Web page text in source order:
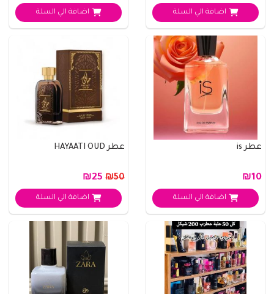
اضافة الي السلة اضافة الي السلة
عطر is
₪10
اضافة الي السلة
عطر HAYAATI OUD
₪50
اضافة الي السلة